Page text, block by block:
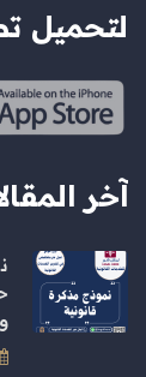
لتحميل
آخر